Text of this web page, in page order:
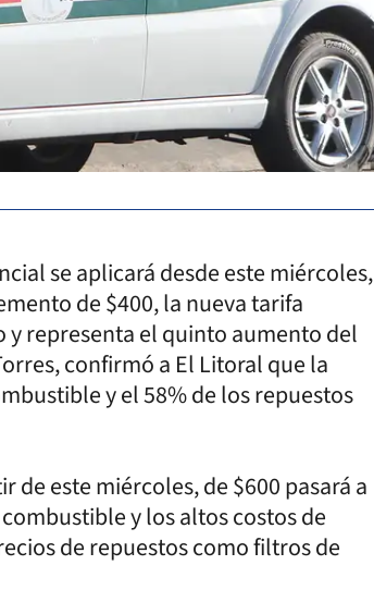
se aplicará desde este miércoles,
de $400, la nueva tarifa
y representa el quinto aumento del
confirmó a El Litoral que la
y el 58% de los repuestos
este miércoles, de $600 pasará a
y los altos costos de
de repuestos como filtros de